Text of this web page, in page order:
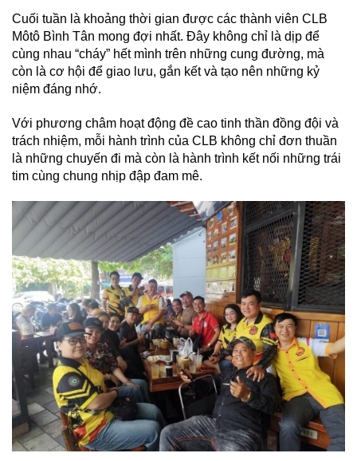
Cuối tuần là khoảng thời gian được các thành viên CLB
Môtô Bình Tân mong đợi nhất. Đây không chỉ là dịp để
cùng nhau “cháy” hết mình trên những cung đường, mà
còn là cơ hội để giao lưu, gắn kết và tạo nên những kỷ
niệm đáng nhớ.
Với phương châm hoạt động đề cao tinh thần đồng đội và
trách nhiệm, mỗi hành trình của CLB không chỉ đơn thuần
là những chuyến đi mà còn là hành trình kết nối những trái
tim cùng chung nhịp đập đam mê.